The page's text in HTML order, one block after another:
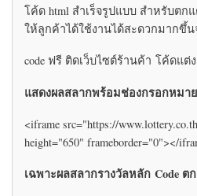
โค้ด html สำเร็จรูปแบบ สำหรับตก
ให้ลูกค้าได้ใช้งานได้สะดวกมากขึ้น
code ฟรี ติดเว็บไซต์ร้านค้า โค้ดแต่
แสดงผลสลากพร้อมช่องกรอกหมา
<iframe src="https://
height="650" frameborder="0"></
เฉพาะผลสลากรางวัลหลัก Code ต